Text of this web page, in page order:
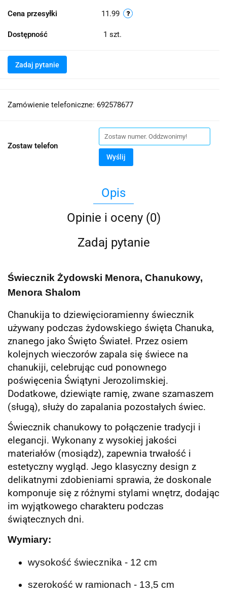
Cena przesyłki 11.99
Dostępność 1 szt.
Zadaj pytanie
Zamówienie telefoniczne: 692578677
Zostaw telefon
Wyślij
Opis
Opinie i oceny (0)
Zadaj pytanie
Świecznik Żydowski Menora, Chanukowy,
Menora Shalom
Chanukija to dziewięcioramienny świecznik
używany podczas żydowskiego święta Chanuka,
znanego jako Święto Świateł. Przez osiem
kolejnych wieczorów zapala się świece na
chanukiji, celebrując cud ponownego
poświęcenia Świątyni Jerozolimskiej.
Dodatkowe, dziewiąte ramię, zwane szamaszem
(sługą), służy do zapalania pozostałych świec.
Świecznik chanukowy to połączenie tradycji i
elegancji. Wykonany z wysokiej jakości
materiałów (mosiądz), zapewnia trwałość i
estetyczny wygląd. Jego klasyczny design z
delikatnymi zdobieniami sprawia, że doskonale
komponuje się z różnymi stylami wnętrz, dodając
im wyjątkowego charakteru podczas
świątecznych dni.
Wymiary:
wysokość świecznika - 12 cm
szerokość w ramionach - 13,5 cm